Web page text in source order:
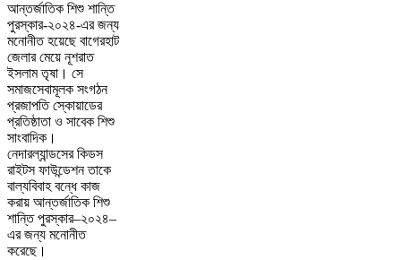
আন্তর্জাতিক শিশু শান্তি
পুরস্কার-২০২৪-এর জন্য
মনোনীত হয়েছে বাগেরহাট
জেলার মেয়ে নূশরাত
ইসলাম তৃষা। সে
সমাজসেবামূলক সংগঠন
প্রজাপতি স্কোয়াডের
প্রতিষ্ঠাতা ও সাবেক শিশু
সাংবাদিক।
নেদারল্যান্ডসের কিডস
রাইটস ফাউন্ডেশন তাকে
বাল্যবিবাহ বন্ধে কাজ
করায় আন্তর্জাতিক শিশু
শান্তি পুরস্কার–২০২৪–
এর জন্য মনোনীত
করেছে।